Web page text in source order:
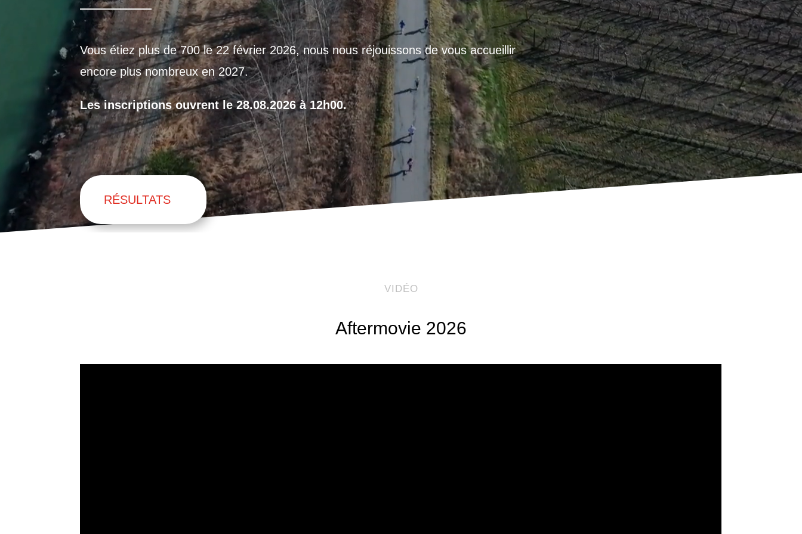
Vous étiez plus de 700 le 22 février 2026, nous nous réjouissons de vous accueillir
encore plus nombreux en 2027.
Les inscriptions ouvrent le 28.08.2026 à 12h00.
RÉSULTATS
VIDÉO
Aftermovie 2026